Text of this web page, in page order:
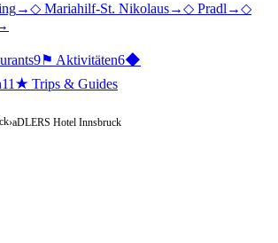
→◇ Mariahilf-St. Nikolaus→◇ Pradl →◇
9⚑ Aktivitäten6◆
11 ★ Trips & Guides
›aDLERS Hotel Innsbruck